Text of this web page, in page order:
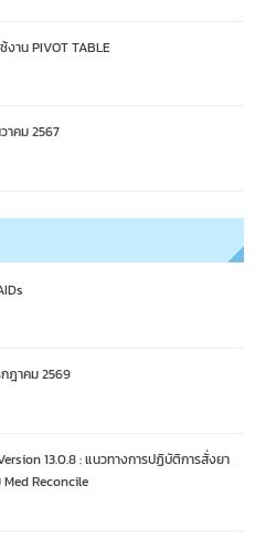
งาน PIVOT TABLE
าคม 2567
ฎาคม 2569
13.0.8 : แนวทางการปฏิบัติการสั่งยา
Med Reconcile